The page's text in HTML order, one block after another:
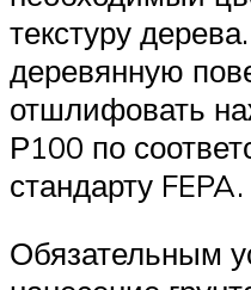
текстуру
деревянную
отшлифовать
Р100 по
стандарту FEPA.
Обязательным